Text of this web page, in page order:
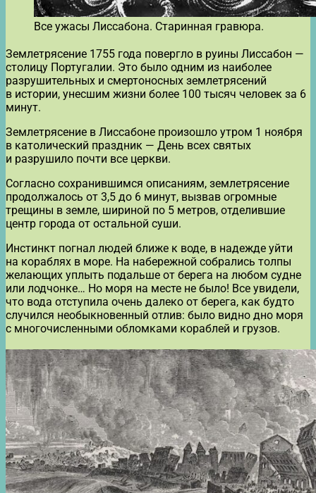
Все ужасы Лиссабона. Старинная гравюра.
Землетрясение 1755 года повергло в руины Лиссабон —
столицу Португалии. Это было одним из наиболее
разрушительных и смертоносных землетрясений
в истории, унесшим жизни более 100 тысяч человек за 6
минут.
Землетрясение в Лиссабоне произошло утром 1 ноября
в католический праздник — День всех святых
и разрушило почти все церкви.
Согласно сохранившимся описаниям, землетрясение
продолжалось от 3,5 до 6 минут, вызвав огромные
трещины в земле, шириной по 5 метров, отделившие
центр города от остальной суши.
Инстинкт погнал людей ближе к воде, в надежде уйти
на кораблях в море. На набережной собрались толпы
желающих уплыть подальше от берега на любом судне
или лодчонке… Но моря на месте не было! Все увидели,
что вода отступила очень далеко от берега, как будто
случился необыкновенный отлив: было видно дно моря
с многочисленными обломками кораблей и грузов.